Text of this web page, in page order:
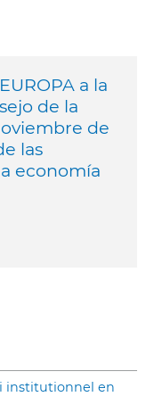
a la
de la
de
las
economía
institutionnel en